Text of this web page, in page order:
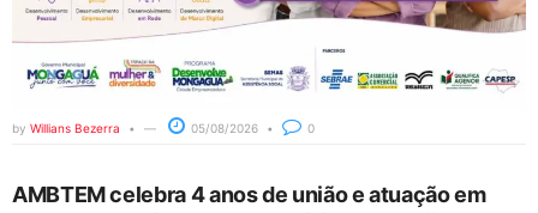
by Willians Bezerra 05/08/2026 0
AMBTEM celebra 4 anos de união e atuação em